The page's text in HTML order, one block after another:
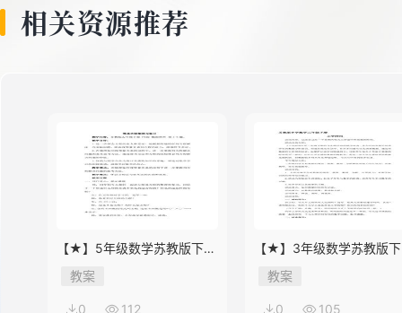
相关资源推荐
【★】5年级数学苏教版下册
教案第8单元《单元复习》
教案
0 112
【★】3年级数学苏教版
教案第9单元后《上学时
教案
0 105